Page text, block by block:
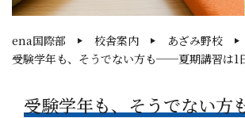
ena国際部 校舎案内
あざみ野校
受験学年も、そうでない方も──夏期講習は1
受験学年も、そうでない